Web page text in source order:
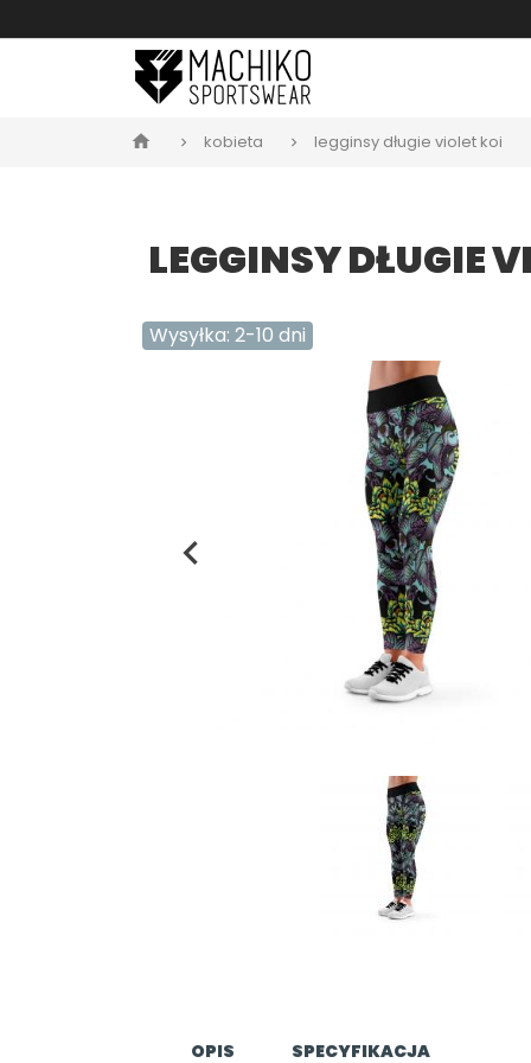
home kobieta legginsy długie violet koi
LEGGINSY DŁUGIE
Wysyłka: 2-10 dni
OPIS SPECYFIKACJA